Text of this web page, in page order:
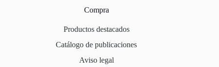
Compra
Productos destacados
Catálogo de publicaciones
Aviso legal